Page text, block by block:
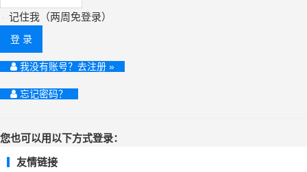
记住我（两周免登录）
登 录
我没有账号？去注册 »
忘记密码？
您也可以用以下方式登录：
友情链接